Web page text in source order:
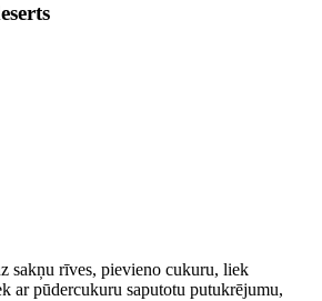
sakņu rīves, pievieno cukuru, liek
ar pūdercukuru saputotu putukrējumu,